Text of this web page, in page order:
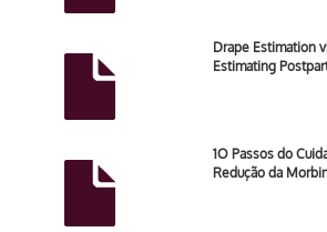
Drape Estimation
Estimating
1O Passos do
Redução da